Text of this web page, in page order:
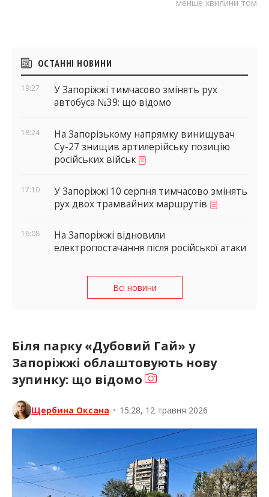
менше хвилини тому
Бічні
віджети
ОСТАННІ НОВИНИ
19:27
У Запоріжжі тимчасово змінять рух
автобуса №39: що відомо
18:24
На Запорізькому напрямку винищувач
Су-27 знищив артилерійську позицію
російських військ
17:10
У Запоріжжі 10 серпня тимчасово змінять
рух двох трамвайних маршрутів
16:08
На Запоріжжі відновили
електропостачання після російської атаки
Всі новини
Біля парку «Дубовий Гай» у
Запоріжжі облаштовують нову
зупинку: що відомо
Щербина Оксана • 15:28, 12 травня 2026